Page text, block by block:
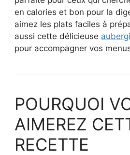
en calories et bon pour la
aimez les plats faciles à
aussi cette délicieuse
pour accompagner vos
POURQUOI
AIMEREZ
RECETTE